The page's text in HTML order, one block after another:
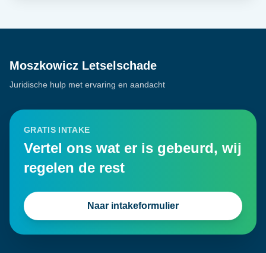
Moszkowicz Letselschade
Juridische hulp met ervaring en aandacht
GRATIS INTAKE
Vertel ons wat er is gebeurd, wij
regelen de rest
Naar intakeformulier